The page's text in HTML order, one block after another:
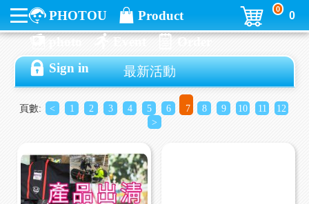
PHOTOU
Product
photo
Event
Order
Sign in
0
0
最新活動
頁數: < 1 2 3 4 5 6 7 8 9 10 11
12
>